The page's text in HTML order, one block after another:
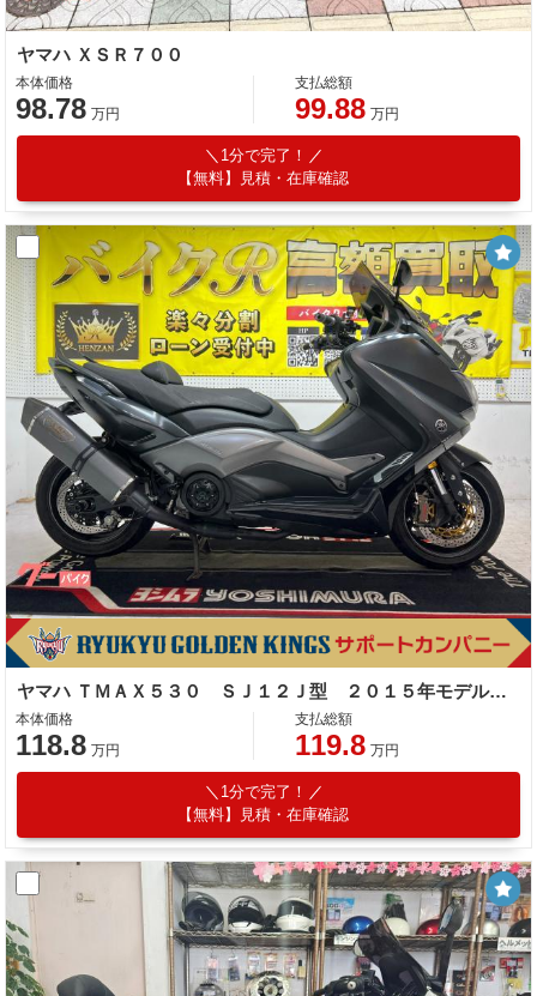
ヤマハ ＸＳＲ７００
本体価格
98.78 万円
支払総額
99.88 万円
1分で完了！
【無料】見積・在庫確認
ヤマハ ＴＭＡＸ５３０ ＳＪ１２Ｊ型 ２０１５年モデル ＥＴＣ ブレンボ Ｒサスオーリンズ 駆動系マロッシ 社外ハンドル その他改造多数
本体価格
118.8 万円
支払総額
119.8 万円
1分で完了！
【無料】見積・在庫確認